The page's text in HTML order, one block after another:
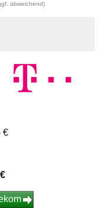
abweichend)
€